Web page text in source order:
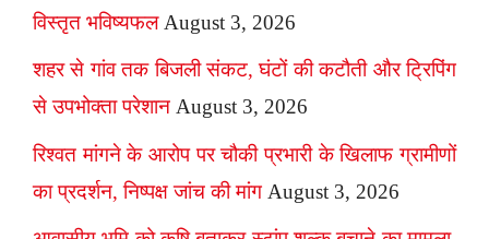
विस्तृत भविष्यफल August 3, 2026
शहर से गांव तक बिजली संकट, घंटों की कटौती और ट्रिपिंग
से उपभोक्ता परेशान August 3, 2026
रिश्वत मांगने के आरोप पर चौकी प्रभारी के खिलाफ ग्रामीणों
का प्रदर्शन, निष्पक्ष जांच की मांग August 3, 2026